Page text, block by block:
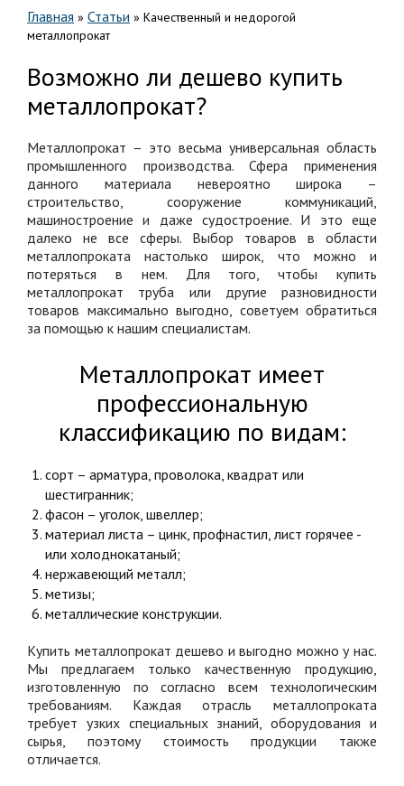
Главная » Статьи » Качественный и недорогой
металлопрокат
Возможно ли дешево купить
металлопрокат?
Металлопрокат – это весьма универсальная область
промышленного производства. Сфера применения
данного материала невероятно широка –
строительство, сооружение коммуникаций,
машиностроение и даже судостроение. И это еще
далеко не все сферы. Выбор товаров в области
металлопроката настолько широк, что можно и
потеряться в нем. Для того, чтобы купить
металлопрокат труба или другие разновидности
товаров максимально выгодно, советуем обратиться
за помощью к нашим специалистам.
Металлопрокат имеет
профессиональную
классификацию по видам:
сорт – арматура, проволока, квадрат или
шестигранник;
фасон – уголок, швеллер;
материал листа – цинк, профнастил, лист горячее -
или холоднокатаный;
нержавеющий металл;
метизы;
металлические конструкции.
Купить металлопрокат дешево и выгодно можно у нас.
Мы предлагаем только качественную продукцию,
изготовленную по согласно всем технологическим
требованиям. Каждая отрасль металлопроката
требует узких специальных знаний, оборудования и
сырья, поэтому стоимость продукции также
отличается.